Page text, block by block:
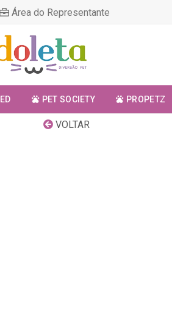
Área do Representante
PET SOCIETY PROPETZ
VOLTAR